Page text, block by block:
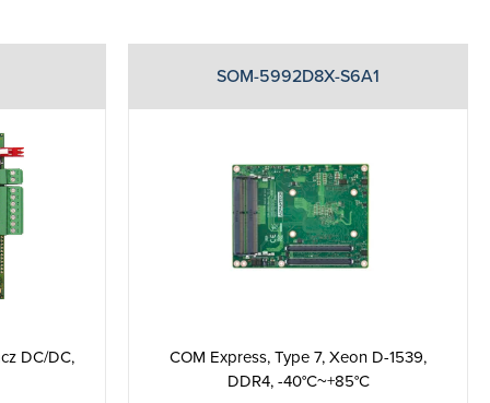
DC/DC,
SOM-5992D8X-S6A1
COM Express, Type 7, Xeon D-1539,
DDR4, -40°C~+85°C